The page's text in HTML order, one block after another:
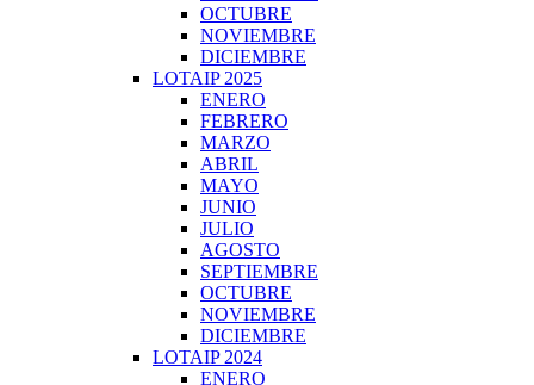
OCTUBRE
NOVIEMBRE
DICIEMBRE
LOTAIP 2025
ENERO
FEBRERO
MARZO
ABRIL
MAYO
JUNIO
JULIO
AGOSTO
SEPTIEMBRE
OCTUBRE
NOVIEMBRE
DICIEMBRE
LOTAIP 2024
ENERO